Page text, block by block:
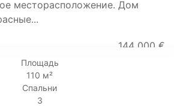
месторасположение. Дом
144 000 €
Площадь
110 м²
Спальни
3